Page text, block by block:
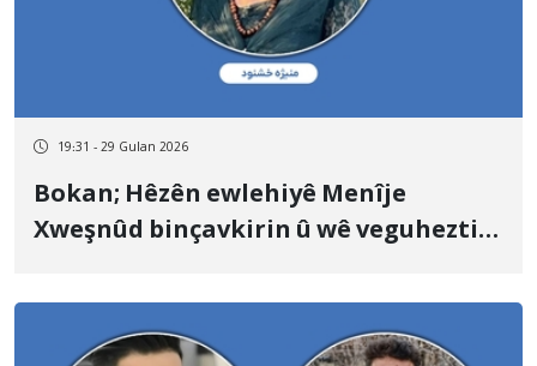
19:31 - 29 Gulan 2026
Bokan; Hêzên ewlehiyê Menîje
Xweşnûd binçavkirin û wê veguheztin